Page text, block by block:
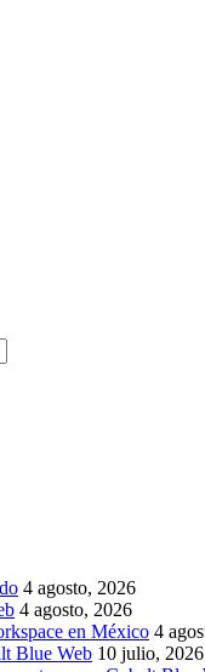
4 agosto, 2026
4 agosto, 2026
en México 4
Blue Web 10 julio, 2026